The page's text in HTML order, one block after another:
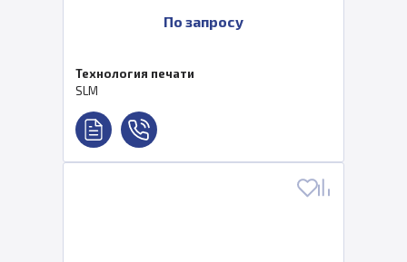
По запросу
Технология печати
SLM